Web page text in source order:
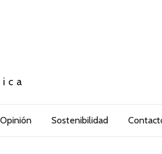
Opinión Sostenibilidad